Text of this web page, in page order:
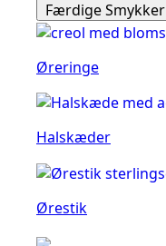
Færdige Smykker
Øreringe
Halskæder
Ørestik